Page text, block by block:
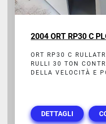
2004 ORT RP30 C
ORT RP30 C
RULLI 30 TON
DELLA VELOCITÀ E
DETTAGLI